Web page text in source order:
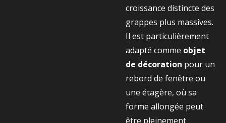
croissance distincte des
grappes plus massives.
Il est particulièrement
adapté comme objet
de décoration pour un
rebord de fenêtre ou
une étagère, où sa
forme allongée peut
être pleinement